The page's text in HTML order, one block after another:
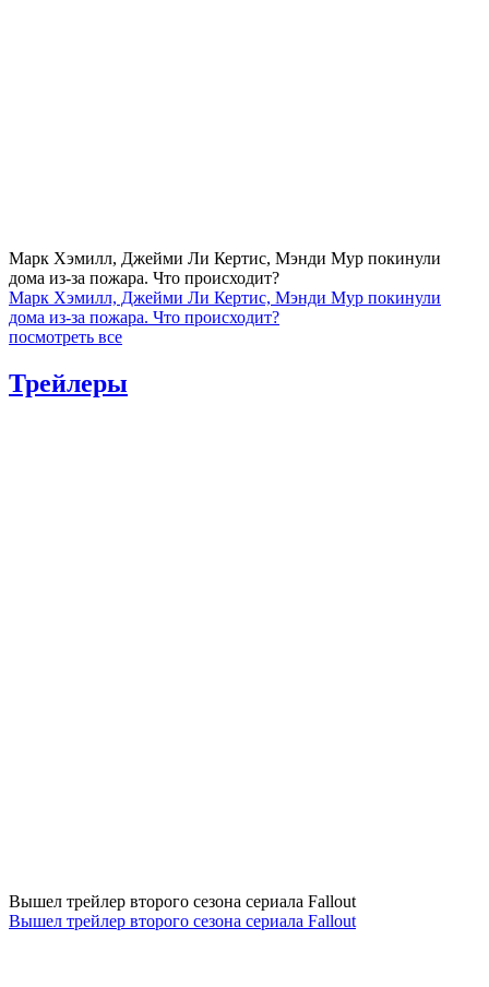
Марк Хэмилл, Джейми Ли Кертис, Мэнди Мур покинули
дома из-за пожара. Что происходит?
Марк Хэмилл, Джейми Ли Кертис, Мэнди Мур покинули
дома из-за пожара. Что происходит?
посмотреть все
Трейлеры
Вышел трейлер второго сезона сериала Fallout
Вышел трейлер второго сезона сериала Fallout